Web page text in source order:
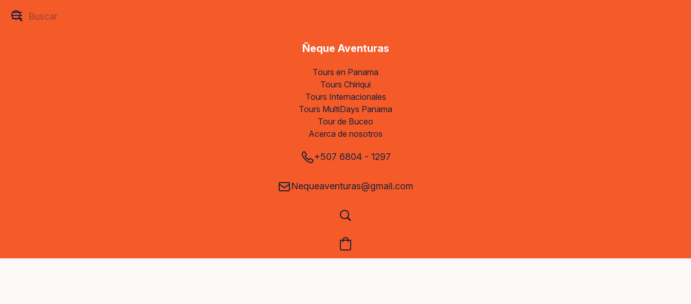
Ñeque Aventuras
Tours en Panama
Tours Chiriqui
Tours Internacionales
Tours MultiDays Panama
Tour de Buceo
Acerca de nosotros
+507 6804 - 1297
Nequeaventuras@gmail.com